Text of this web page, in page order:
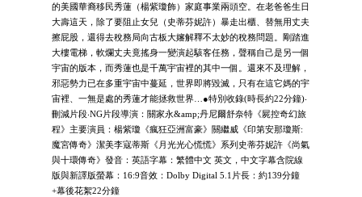
的美國華裔移民秀蓮（楊紫瓊飾）家庭事業兩頭空。在老爸爸生日
大壽這天，除了要阻止女兒（史蒂芬妮許）暴走出櫃、替無用丈夫
擦屁股，還得去稅務局向古板大嬸解釋不太妙的稅務問題。剛踏進
大樓電梯，軟爛丈夫竟搖身一變演起駭客任務，聲稱自己是另一個
宇宙的版本，而秀蓮也是千萬宇宙裡的其中一個。還來不及理解，
邪惡勢力已在多重宇宙中蔓延，世界即將毀滅，只有在這它媽的宇
宙裡、一無是處的秀蓮才能拯救世界…●特別收錄(時長約22分鐘)‧
刪減片段‧NG片段導演：關家永&amp;丹尼爾舒奈特《屍控奇幻旅
程》主要演員：楊紫瓊《瘋狂亞洲富豪》關繼威《印第安那瓊斯:
魔宮傳奇》潔美李寇蒂斯《月光光心慌慌》系列史蒂芬妮許《尚氣
與十環傳奇》發音：英語字幕：繁體中文 英文，中文字幕含院線
版與新譯版螢幕：16:9音效：Dolby Digital 5.1片長：約139分鐘
+幕後花絮22分鐘